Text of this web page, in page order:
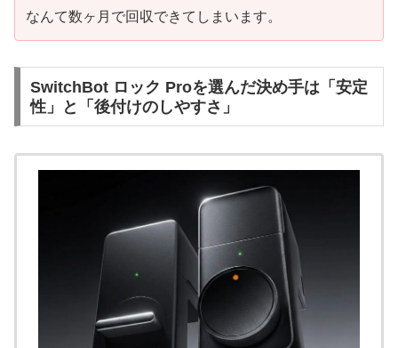
なんて数ヶ月で回収できてしまいます。
SwitchBot ロック Proを選んだ決め手は「安定
性」と「後付けのしやすさ」